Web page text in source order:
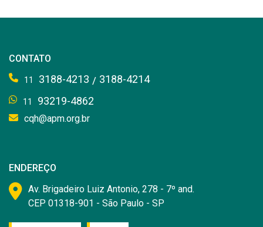
CONTATO
11 3188-4213 / 3188-4214
11 93219-4862
cqh@apm.org.br
ENDEREÇO
Av. Brigadeiro Luiz Antonio, 278 - 7º and.
CEP 01318-901 - São Paulo - SP